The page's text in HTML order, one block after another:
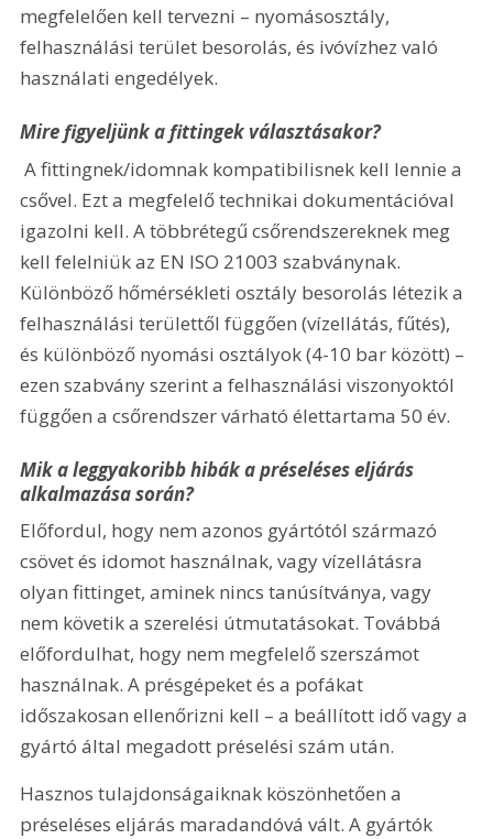
megfelelően kell tervezni – nyomásosztály,
felhasználási terület besorolás, és ivóvízhez való
használati engedélyek.
Mire figyeljünk a fittingek választásakor?
A fittingnek/idomnak kompatibilisnek kell lennie a
csővel. Ezt a megfelelő technikai dokumentációval
igazolni kell. A többrétegű csőrendszereknek meg
kell felelniük az EN ISO 21003 szabványnak.
Különböző hőmérsékleti osztály besorolás létezik a
felhasználási területtől függően (vízellátás, fűtés),
és különböző nyomási osztályok (4-10 bar között) –
ezen szabvány szerint a felhasználási viszonyoktól
függően a csőrendszer várható élettartama 50 év.
Mik a leggyakoribb hibák a préseléses eljárás
alkalmazása során?
Előfordul, hogy nem azonos gyártótól származó
csövet és idomot használnak, vagy vízellátásra
olyan fittinget, aminek nincs tanúsítványa, vagy
nem követik a szerelési útmutatásokat. Továbbá
előfordulhat, hogy nem megfelelő szerszámot
használnak. A présgépeket és a pofákat
időszakosan ellenőrizni kell – a beállított idő vagy a
gyártó által megadott préselési szám után.
Hasznos tulajdonságaiknak köszönhetően a
préseléses eljárás maradandóvá vált. A gyártók